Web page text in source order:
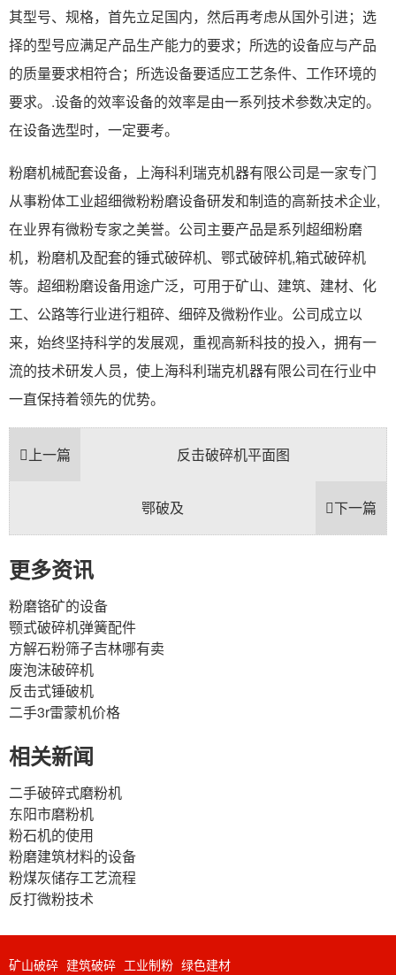
其型号、规格，首先立足国内，然后再考虑从国外引进；选
择的型号应满足产品生产能力的要求；所选的设备应与产品
的质量要求相符合；所选设备要适应工艺条件、工作环境的
要求。.设备的效率设备的效率是由一系列技术参数决定的。
在设备选型时，一定要考。
粉磨机械配套设备，上海科利瑞克机器有限公司是一家专门
从事粉体工业超细微粉粉磨设备研发和制造的高新技术企业,
在业界有微粉专家之美誉。公司主要产品是系列超细粉磨
机，粉磨机及配套的锤式破碎机、鄂式破碎机,箱式破碎机
等。超细粉磨设备用途广泛，可用于矿山、建筑、建材、化
工、公路等行业进行粗碎、细碎及微粉作业。公司成立以
来，始终坚持科学的发展观，重视高新科技的投入，拥有一
流的技术研发人员，使上海科利瑞克机器有限公司在行业中
一直保持着领先的优势。
上一篇 反击破碎机平面图
下一篇
鄂破及
更多资讯
粉磨铬矿的设备
颚式破碎机弹簧配件
方解石粉筛子吉林哪有卖
废泡沫破碎机
反击式锤破机
二手3r雷蒙机价格
相关新闻
二手破碎式磨粉机
东阳市磨粉机
粉石机的使用
粉磨建筑材料的设备
粉煤灰储存工艺流程
反打微粉技术
矿山破碎 建筑破碎 工业制粉 绿色建材